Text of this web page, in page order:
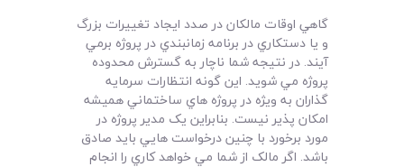
گاهي اوقات مالکان در صدد ايجاد تغييرات بزرگ
و يا دستکاري در برنامه زمانبندي در پروژه برمي
آيند. در نتيجه شما ناچار به گسترش محدوده
پروژه مي شويد. اين گونه انتظارات سرمايه
گذاران به ويژه در پروژه هاي ساختماني هميشه
امکان پذير نيست. بنابراين يک مدير پروژه در
مورد برخورد با چنين درخواست هايي بايد صادق
باشد. اگر مالک از شما مي خواهد کاري را انجام